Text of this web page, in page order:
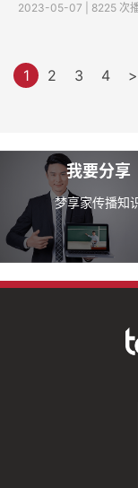
2023-05-07 | 8225 次
1 2 3 4
我要分享
梦享家传播知